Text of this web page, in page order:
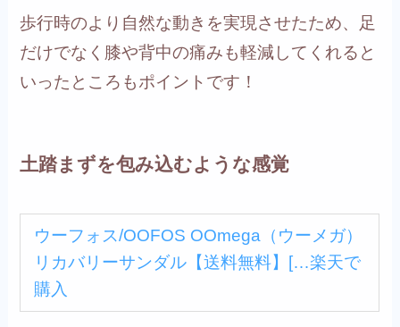
歩行時のより自然な動きを実現させたため、足
だけでなく膝や背中の痛みも軽減してくれると
いったところもポイントです！
土踏まずを包み込むような感覚
ウーフォス/OOFOS OOmega（ウーメガ）
リカバリーサンダル【送料無料】[…楽天で
購入